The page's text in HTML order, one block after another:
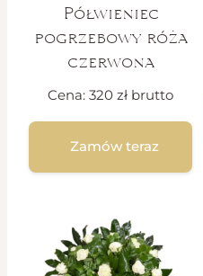
Półwieniec
pogrzebowy róża
czerwona
Cena: 320 zł brutto
Zamów teraz